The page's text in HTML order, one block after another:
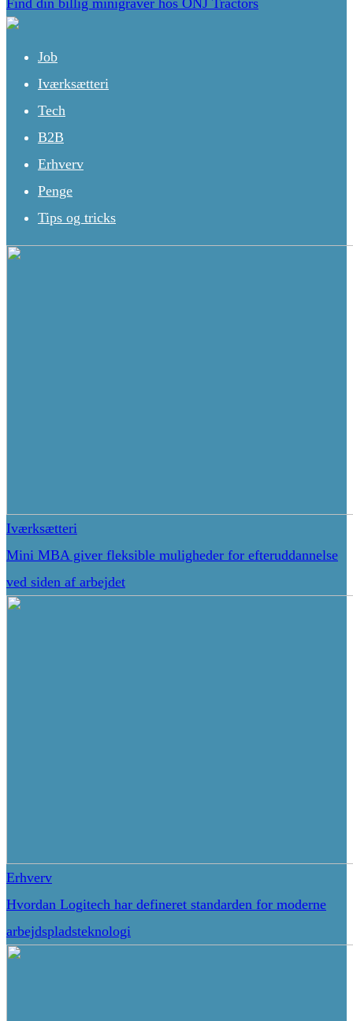
Find din billig minigraver hos ONJ Tractors
Job
Iværksætteri
Tech
B2B
Erhverv
Penge
Tips og tricks
Iværksætteri
Mini MBA giver fleksible muligheder for efteruddannelse
ved siden af arbejdet
Erhverv
Hvordan Logitech har defineret standarden for moderne
arbejdspladsteknologi